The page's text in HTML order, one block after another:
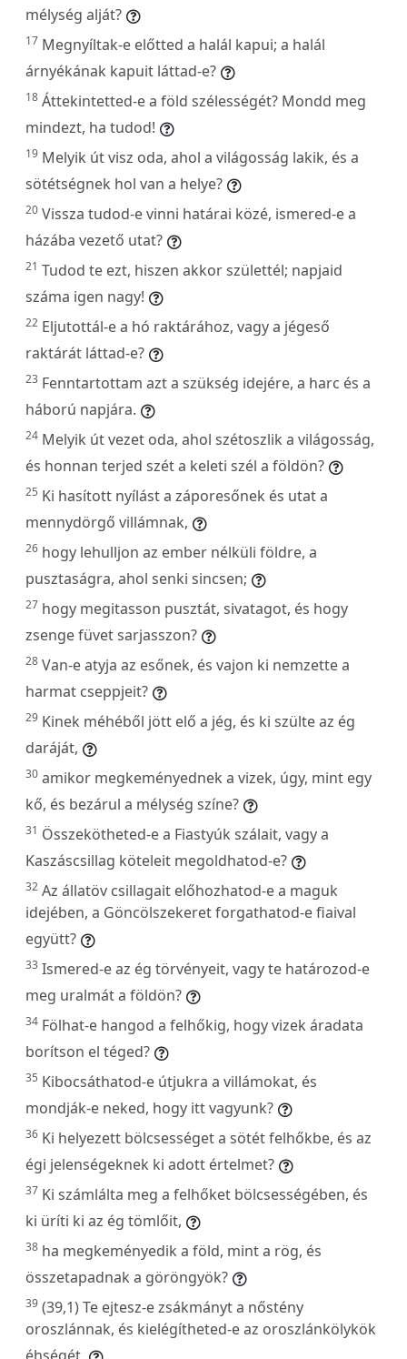
mélység alját?
17 Megnyíltak-e előtted a halál kapui; a halál
árnyékának kapuit láttad-e?
18 Áttekintetted-e a föld szélességét? Mondd meg
mindezt, ha tudod!
19 Melyik út visz oda, ahol a világosság lakik, és a
sötétségnek hol van a helye?
20 Vissza tudod-e vinni határai közé, ismered-e a
házába vezető utat?
21 Tudod te ezt, hiszen akkor születtél; napjaid
száma igen nagy!
22 Eljutottál-e a hó raktárához, vagy a jégeső
raktárát láttad-e?
23 Fenntartottam azt a szükség idejére, a harc és a
háború napjára.
24 Melyik út vezet oda, ahol szétoszlik a világosság,
és honnan terjed szét a keleti szél a földön?
25 Ki hasított nyílást a záporesőnek és utat a
mennydörgő villámnak,
26 hogy lehulljon az ember nélküli földre, a
pusztaságra, ahol senki sincsen;
27 hogy megitasson pusztát, sivatagot, és hogy
zsenge füvet sarjasszon?
28 Van-e atyja az esőnek, és vajon ki nemzette a
harmat cseppjeit?
29 Kinek méhéből jött elő a jég, és ki szülte az ég
daráját,
30 amikor megkeményednek a vizek, úgy, mint egy
kő, és bezárul a mélység színe?
31 Összekötheted-e a Fiastyúk szálait, vagy a
Kaszáscsillag köteleit megoldhatod-e?
32 Az állatöv csillagait előhozhatod-e a maguk
idejében, a Göncölszekeret forgathatod-e fiaival
együtt?
33 Ismered-e az ég törvényeit, vagy te határozod-e
meg uralmát a földön?
34 Fölhat-e hangod a felhőkig, hogy vizek áradata
borítson el téged?
35 Kibocsáthatod-e útjukra a villámokat, és
mondják-e neked, hogy itt vagyunk?
36 Ki helyezett bölcsességet a sötét felhőkbe, és az
égi jelenségeknek ki adott értelmet?
37 Ki számlálta meg a felhőket bölcsességében, és
ki üríti ki az ég tömlőit,
38 ha megkeményedik a föld, mint a rög, és
összetapadnak a göröngyök?
39 (39,1) Te ejtesz-e zsákmányt a nőstény
oroszlánnak, és kielégítheted-e az oroszlánkölykök